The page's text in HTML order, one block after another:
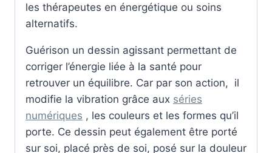
les thérapeutes en énergétique ou soins
alternatifs.
Guérison un dessin agissant permettant de
corriger l’énergie liée à la santé pour
retrouver un équilibre. Car par son action, il
modifie la vibration grâce aux séries
numériques , les couleurs et les formes qu’il
porte. Ce dessin peut également être porté
sur soi, placé près de soi, posé sur la douleur